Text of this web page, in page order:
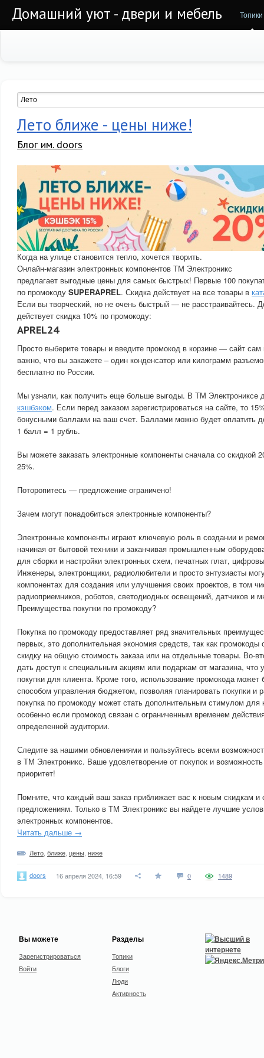
Домашний уют - двери и мебель Топики
Лето ближе - цены ниже!
Блог им. doors
Когда на улице становится тепло, хочется творить.
Онлайн-магазин электронных компонентов ТМ Электроникс
предлагает выгодные цены для самых быстрых! Первые 100
по промокоду SUPERAPREL. Скидка действует на все товары в
Если вы творческий, но не очень быстрый — не расстраивайтесь.
действует скидка 10% по промокоду:
APREL24
Просто выберите товары и введите промокод в корзине — сайт сам
важно, что вы закажете – один конденсатор или килограмм
бесплатно по России.
Мы узнали, как получить еще больше выгоды. В ТМ Электрониксе
кэшбэком. Если перед заказом зарегистрироваться на сайте, то
бонусными баллами на ваш счет. Баллами можно будет оплатить
1 балл = 1 рубль.
Вы можете заказать электронные компоненты сначала со скидкой
25%.
Поторопитесь — предложение ограничено!
Зачем могут понадобиться электронные компоненты?
Электронные компоненты играют ключевую роль в создании и
начиная от бытовой техники и заканчивая промышленным
для сборки и настройки электронных схем, печатных плат,
Инженеры, электронщики, радиолюбители и просто энтузиасты
компонентах для создания или улучшения своих проектов, в том
радиоприемников, роботов, светодиодных освещений, датчиков и
Преимущества покупки по промокоду?
Покупка по промокоду предоставляет ряд значительных
первых, это дополнительная экономия средств, так как
скидку на общую стоимость заказа или на отдельные товары. Во-
дать доступ к специальным акциям или подаркам от магазина, что
покупки для клиента. Кроме того, использование промокода
способом управления бюджетом, позволяя планировать покупки и
покупка по промокоду может стать дополнительным стимулом для
особенно если промокод связан с ограниченным временем
определенной аудитории.
Следите за нашими обновлениями и пользуйтесь всеми
в ТМ Электроникс. Ваше удовлетворение от покупок и
приоритет!
Помните, что каждый ваш заказ приближает вас к новым скидкам и
предложениям. Только в ТМ Электроникс вы найдете лучшие
электронных компонентов.
Читать дальше →
Лето ближе цены ниже
doors 16 апреля 2024, 16:59 0 1489
Вы можете
Зарегистрироваться
Войти
Разделы
Топики
Блоги
Люди
Активность